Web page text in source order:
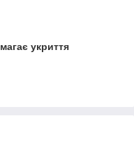
укриття